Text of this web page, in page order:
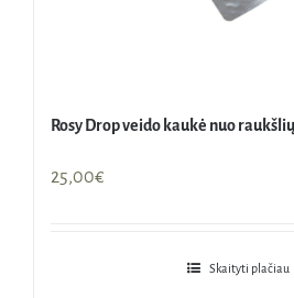
Rosy Drop veido kaukė nuo
25,00€
Skaityti plačiau